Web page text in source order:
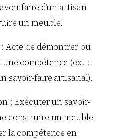
faire d’un artisan
un meuble.
Acte de démontrer ou
compétence (ex. :
savoir-faire artisanal).
: Exécuter un savoir-
construire un meuble
la compétence en